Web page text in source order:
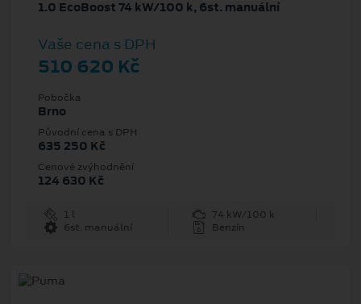
1.0 EcoBoost 74 kW/100 k, 6st. manuální
Vaše cena s DPH
510 620 Kč
Pobočka
Brno
Původní cena s DPH
635 250 Kč
Cenové zvýhodnění
124 630 Kč
1 l
74 kW/100 k
6st. manuální
Benzín